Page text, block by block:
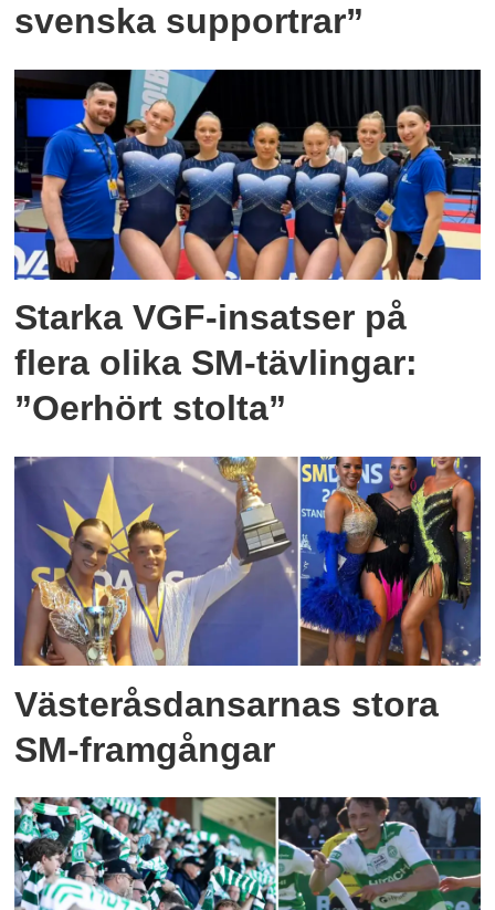
svenska supportrar”
Starka VGF-insatser på
flera olika SM-tävlingar:
”Oerhört stolta”
Västeråsdansarnas stora
SM-framgångar